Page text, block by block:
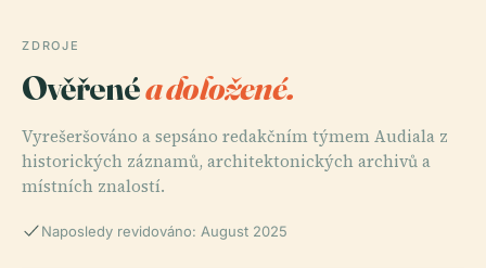
ZDROJE
Ověřenéa doložené.
Vyrešeršováno a sepsáno redakčním týmem Audiala z
historických záznamů, architektonických archivů a
místních znalostí.
Naposledy revidováno: August 2025